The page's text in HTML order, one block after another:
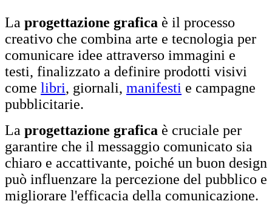
La progettazione grafica è il processo
creativo che combina arte e tecnologia per
comunicare idee attraverso immagini e
testi, finalizzato a definire prodotti visivi
come libri, giornali, manifesti e campagne
pubblicitarie.
La progettazione grafica è cruciale per
garantire che il messaggio comunicato sia
chiaro e accattivante, poiché un buon design
può influenzare la percezione del pubblico e
migliorare l'efficacia della comunicazione.